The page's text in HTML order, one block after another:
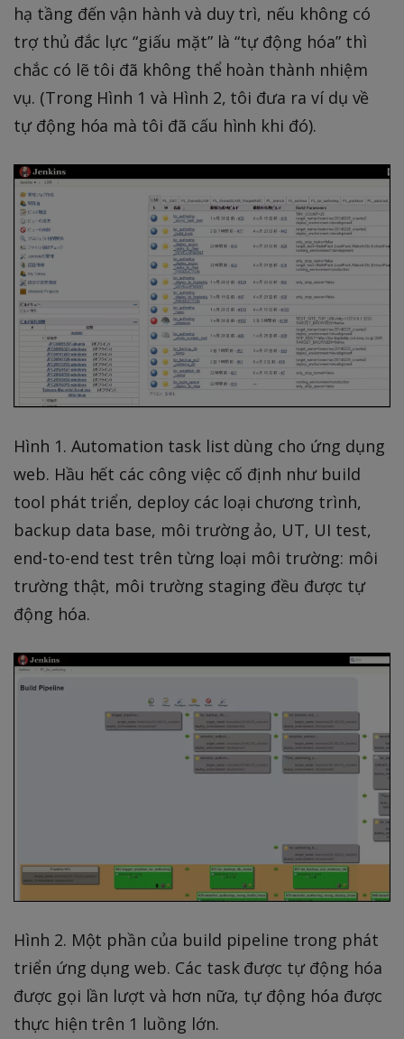
hạ tầng đến vận hành và duy trì, nếu không có
trợ thủ đắc lực “giấu mặt” là “tự động hóa” thì
chắc có lẽ tôi đã không thể hoàn thành nhiệm
vụ. (Trong Hình 1 và Hình 2, tôi đưa ra ví dụ về
tự động hóa mà tôi đã cấu hình khi đó).
Hình 1. Automation task list dùng cho ứng dụng
web. Hầu hết các công việc cố định như build
tool phát triển, deploy các loại chương trình,
backup data base, môi trường ảo, UT, UI test,
end-to-end test trên từng loại môi trường: môi
trường thật, môi trường staging đều được tự
động hóa.
Hình 2. Một phần của build pipeline trong phát
triển ứng dụng web. Các task được tự động hóa
được gọi lần lượt và hơn nữa, tự động hóa được
thực hiện trên 1 luồng lớn.